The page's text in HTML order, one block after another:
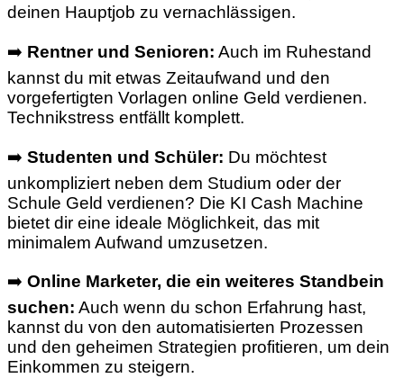
deinen Hauptjob zu vernachlässigen.
➡️ Rentner und Senioren: Auch im Ruhestand
kannst du mit etwas Zeitaufwand und den
vorgefertigten Vorlagen online Geld verdienen.
Technikstress entfällt komplett.
➡️ Studenten und Schüler: Du möchtest
unkompliziert neben dem Studium oder der
Schule Geld verdienen? Die KI Cash Machine
bietet dir eine ideale Möglichkeit, das mit
minimalem Aufwand umzusetzen.
➡️ Online Marketer, die ein weiteres Standbein
suchen: Auch wenn du schon Erfahrung hast,
kannst du von den automatisierten Prozessen
und den geheimen Strategien profitieren, um dein
Einkommen zu steigern.